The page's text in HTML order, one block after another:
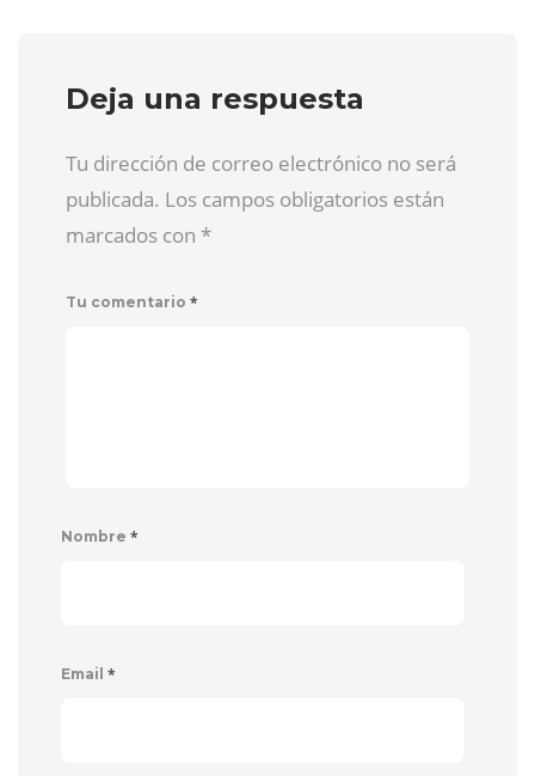
Deja una respuesta
Tu dirección de correo electrónico no será
publicada. Los campos obligatorios están
marcados con *
Tu comentario *
Nombre *
Email *